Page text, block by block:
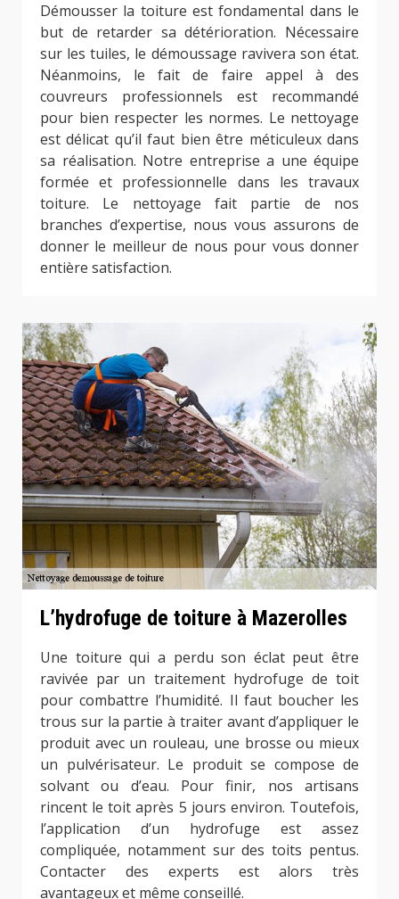
Démousser la toiture est fondamental dans le
but de retarder sa détérioration. Nécessaire
sur les tuiles, le démoussage ravivera son état.
Néanmoins, le fait de faire appel à des
couvreurs professionnels est recommandé
pour bien respecter les normes. Le nettoyage
est délicat qu’il faut bien être méticuleux dans
sa réalisation. Notre entreprise a une équipe
formée et professionnelle dans les travaux
toiture. Le nettoyage fait partie de nos
branches d’expertise, nous vous assurons de
donner le meilleur de nous pour vous donner
entière satisfaction.
L’hydrofuge de toiture à Mazerolles
Une toiture qui a perdu son éclat peut être
ravivée par un traitement hydrofuge de toit
pour combattre l’humidité. Il faut boucher les
trous sur la partie à traiter avant d’appliquer le
produit avec un rouleau, une brosse ou mieux
un pulvérisateur. Le produit se compose de
solvant ou d’eau. Pour finir, nos artisans
rincent le toit après 5 jours environ. Toutefois,
l’application d’un hydrofuge est assez
compliquée, notamment sur des toits pentus.
Contacter des experts est alors très
avantageux et même conseillé.